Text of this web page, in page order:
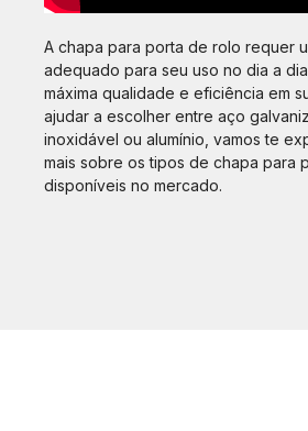
A chapa para porta de rolo requer
adequado para seu uso no dia a
máxima qualidade e eficiência em
ajudar a escolher entre aço
inoxidável ou alumínio, vamos te
mais sobre os tipos de chapa para
disponíveis no mercado.